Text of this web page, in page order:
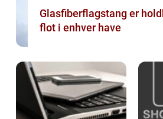
Glasfiberflagstang er
flot i enhver have